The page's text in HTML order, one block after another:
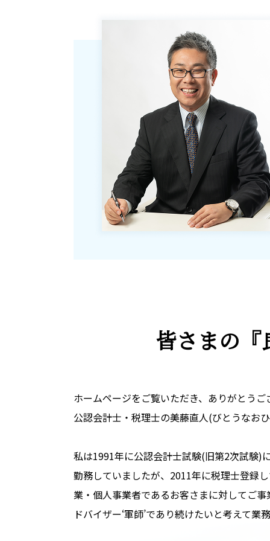
皆さまの
ホームページをご覧いただき、ありがとうご
公認会計士・税理士の美藤直人(びとうなお
私は1991年に公認会計士試験(旧第2次試験)
勤務していましたが、2011年に税理士登録
業・個人事業者であるお客さまに対してご
ドバイザー‘軍師’であり続けたいと考えて業